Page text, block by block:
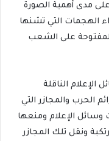
على مدى أهمية الصورة
الهجمات التي تشنها
المفتوحة على الشعب
الناقلة
الحرب والمجازر التي
وسائل الإعلام ومنعها
ونقل تلك المجازر